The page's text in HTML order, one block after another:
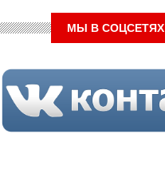
МЫ В СОЦСЕТЯХ